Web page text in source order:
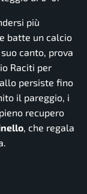
più
batte un calcio
canto, prova
Raciti per
persiste fino
il pareggio, i
recupero
, che regala